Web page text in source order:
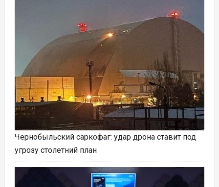
Чернобыльский саркофаг: удар дрона ставит под
угрозу столетний план